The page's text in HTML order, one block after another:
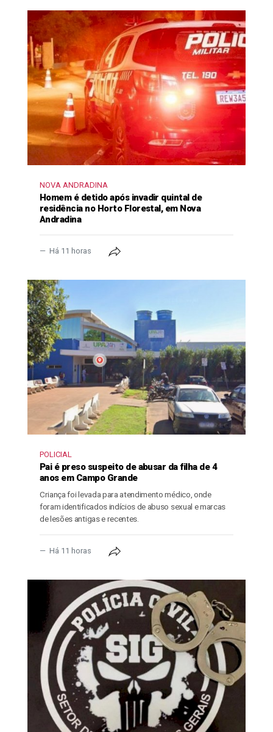
NOVA ANDRADINA
Homem é detido após invadir quintal de
residência no Horto Florestal, em Nova
Andradina
Há 11 horas
POLICIAL
Pai é preso suspeito de abusar da filha de 4
anos em Campo Grande
Criança foi levada para atendimento médico, onde
foram identificados indícios de abuso sexual e marcas
de lesões antigas e recentes.
Há 11 horas